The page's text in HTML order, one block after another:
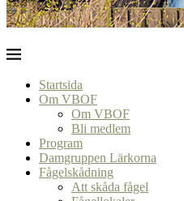
Startsida
Om VBOF
Om VBOF
Bli medlem
Program
Damgruppen Lärkorna
Fågelskådning
Att skåda fågel